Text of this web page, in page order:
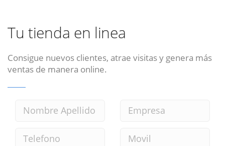
Tu tienda en linea
Consigue nuevos clientes, atrae visitas y genera más
ventas de manera online.